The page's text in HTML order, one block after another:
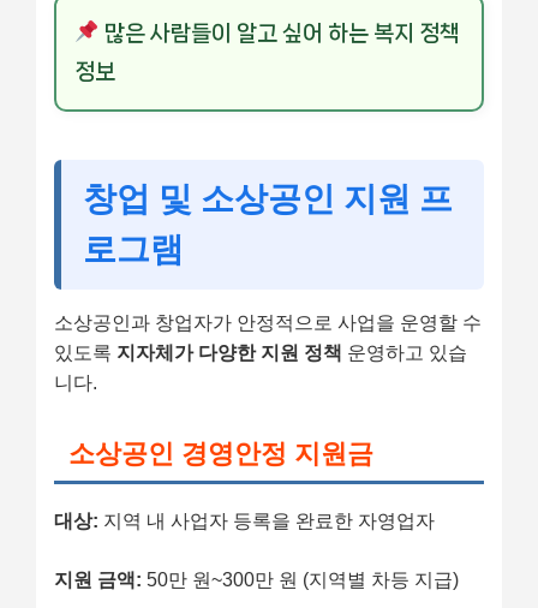
많은 사람들이 알고 싶어 하는 복지 정책
정보
창업 및 소상공인 지원 프
로그램
소상공인과 창업자가 안정적으로 사업을 운영할 수
있도록 지자체가 다양한 지원 정책 운영하고 있습
니다.
소상공인 경영안정 지원금
대상: 지역 내 사업자 등록을 완료한 자영업자
지원 금액: 50만 원~300만 원 (지역별 차등 지급)